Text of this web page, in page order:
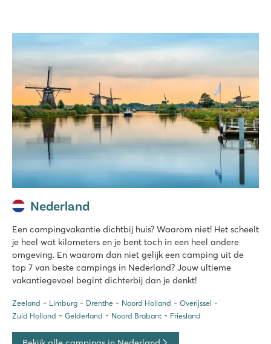
Nederland
Een campingvakantie dichtbij huis? Waarom niet! Het scheelt
je heel wat kilometers en je bent toch in een heel andere
omgeving. En waarom dan niet gelijk een camping uit de
top 7 van beste campings in Nederland? Jouw ultieme
vakantiegevoel begint dichterbij dan je denkt!
Zeeland Limburg Drenthe Noord Holland
Overijssel
Zuid Holland
Gelderland Noord Brabant Friesland